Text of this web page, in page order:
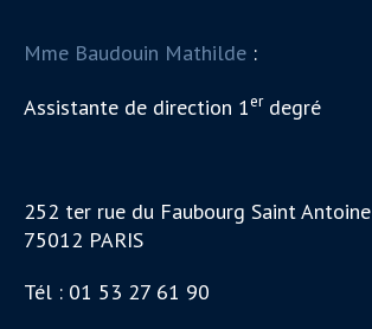
Mme Baudouin Mathilde :
Assistante de direction 1erdegré
252 ter rue du Faubourg Saint Antoine
75012 PARIS
Tél : 01 53 27 61 90